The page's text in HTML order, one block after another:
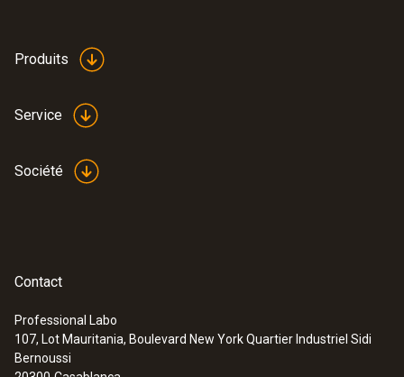
Produits
Service
Société
Contact
Professional Labo
107, Lot Mauritania, Boulevard New York Quartier Industriel Sidi
Bernoussi